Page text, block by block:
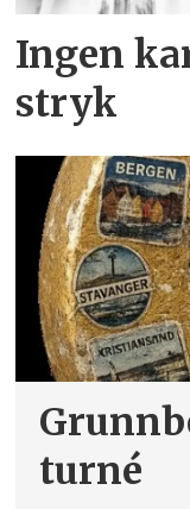
Ingen
stryk
turné